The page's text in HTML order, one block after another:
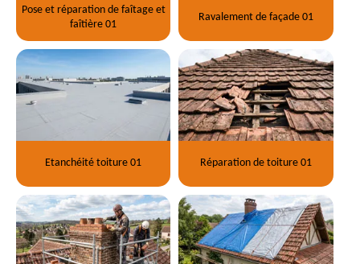
Pose et réparation de faîtage et
faîtière 01
Ravalement de façade 01
Etanchéité toiture 01 Réparation de toiture 01